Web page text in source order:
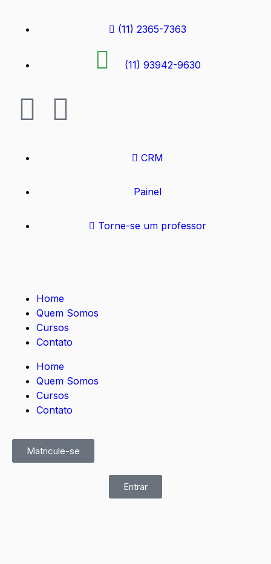
(11) 2365-7363
(11) 93942-9630
CRM
Painel
Torne-se um professor
Home
Quem Somos
Cursos
Contato
Home
Quem Somos
Cursos
Contato
Matricule-se
Entrar